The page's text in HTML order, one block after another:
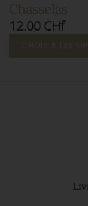
Chasselas
12.00 CHf